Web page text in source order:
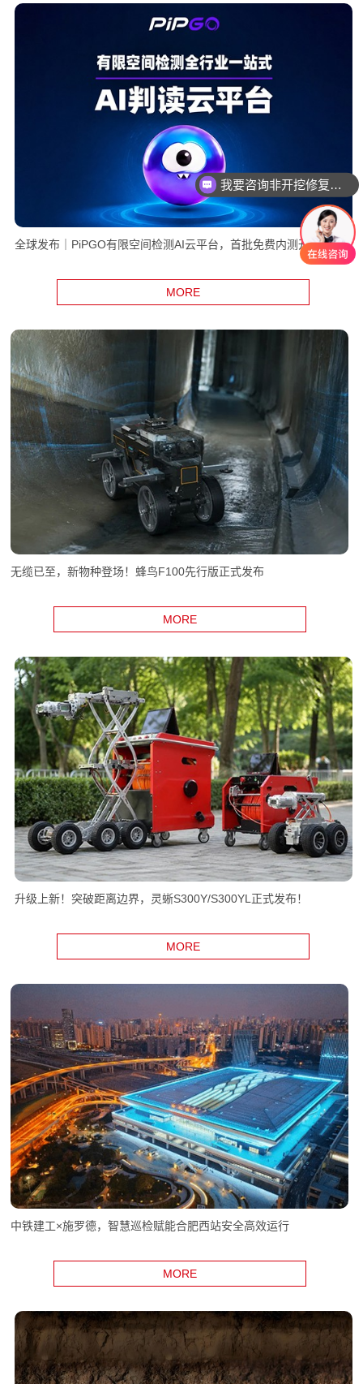
全球发布｜PiPGO有限空间检测AI云平台，首批免费内测开启
MORE
无缆已至，新物种登场！蜂鸟F100先行版正式发布
MORE
升级上新！突破距离边界，灵蜥S300Y/S300YL正式发布！
MORE
中铁建工×施罗德，智慧巡检赋能合肥西站安全高效运行
MORE
我要咨询非开挖修复设备